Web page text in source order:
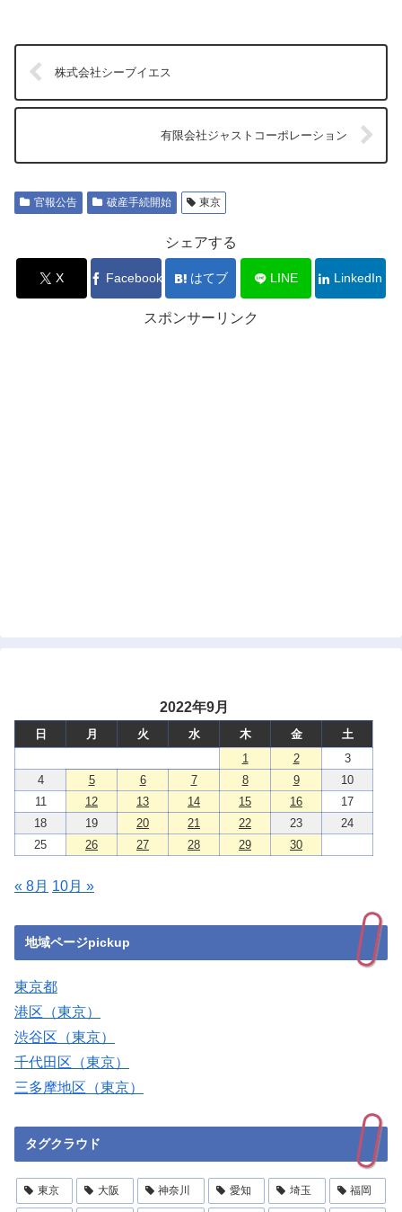
株式会社シーブイエス
有限会社ジャストコーポレーション
官報公告 破産手続開始 東京
シェアする
X Facebook はてブ LINE LinkedIn
スポンサーリンク
2022年9月
日 月 火 水 木 金
土
1
2
3
4
5 6 7 8 9
10
11
12 13 14 15 16
17
18
19 20 21 22 23
24
25
26 27 28 29 30
« 8月 10月 »
地域ページpickup
東京都
港区（東京）
渋谷区（東京）
千代田区（東京）
三多摩地区（東京）
タグクラウド
東京 大阪 神奈川 愛知 埼玉 福岡